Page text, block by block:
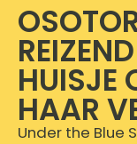
HUISJE
HAAR
Under the Blue